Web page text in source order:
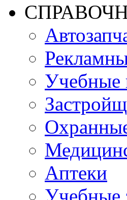
Учебные
Аптеки
Учебные